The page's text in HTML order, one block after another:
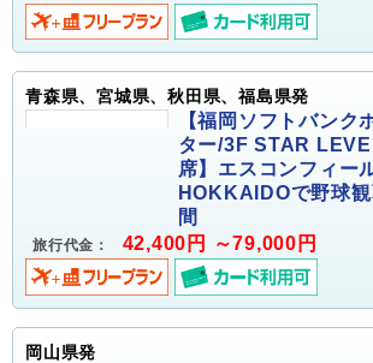
青森県、宮城県、秋田県、福島県発
【福岡ソフトバンク
ター/3F STAR
席】エスコンフィー
HOKKAIDOで野球観
間
旅行代金： 42,400円 ～79,000円
岡山県発